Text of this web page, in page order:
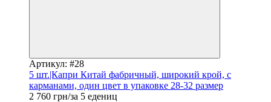
Артикул: #28
5 шт.|Капри Китай фабричный, широкий крой, с
карманами, один цвет в упаковке 28-32 размер
2 760 грн/за 5 едениц